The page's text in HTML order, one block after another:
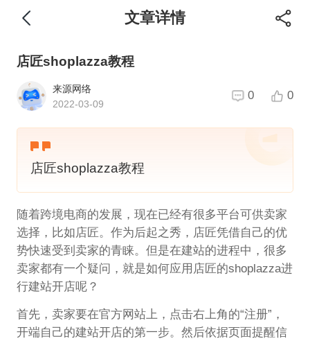
文章详情
店匠shoplazza教程
来源网络
2022-03-09
0 0
店匠shoplazza教程
随着跨境电商的发展，现在已经有很多平台可供卖家
选择，比如店匠。作为后起之秀，店匠凭借自己的优
势快速受到卖家的青睐。但是在建站的进程中，很多
卖家都有一个疑问，就是如何应用店匠的shoplazza进
行建站开店呢？
首先，卖家要在官方网站上，点击右上角的“注册”，
开端自己的建站开店的第一步。然后依据页面提醒信